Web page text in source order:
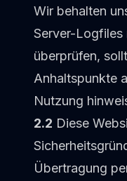
Wir behalten
Server-Logfiles
überprüfen,
Anhaltspunkte
Nutzung
2.2 Diese
Übertragung